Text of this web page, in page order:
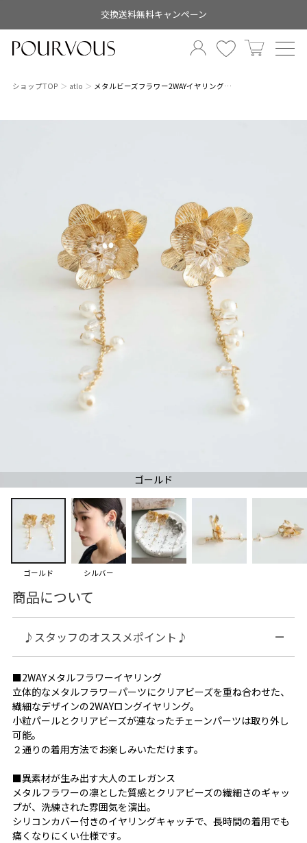
交換送料無料キャンペーン
ショップTOP atlo メタルビーズフラワー2WAYイヤリング…
ゴールド
ゴールド シルバー
商品について
♪スタッフのオススメポイント♪
■2WAYメタルフラワーイヤリング
立体的なメタルフラワーパーツにクリアビーズを重ね合わせた、
繊細なデザインの2WAYロングイヤリング。
小粒パールとクリアビーズが連なったチェーンパーツは取り外し
可能。
２通りの着用方法でお楽しみいただけます。
■異素材が生み出す大人のエレガンス
メタルフラワーの凛とした質感とクリアビーズの繊細さのギャッ
プが、洗練された雰囲気を演出。
シリコンカバー付きのイヤリングキャッチで、長時間の着用でも
痛くなりにくい仕様です。